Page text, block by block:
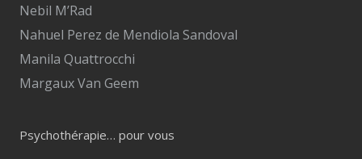
Nebil M’Rad
Nahuel Perez de Mendiola Sandoval
Manila Quattrocchi
Margaux Van Geem
Psychothérapie… pour vous